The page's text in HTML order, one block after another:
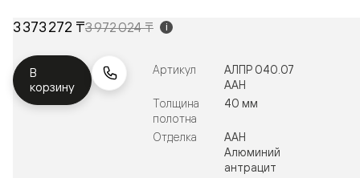
3 373 272 ₸3 972 024 ₸ i
В
корзину
Артикул
АЛПР 040.07
ААН
Толщина
полотна
40 мм
Отделка
ААН
Алюминий
антрацит